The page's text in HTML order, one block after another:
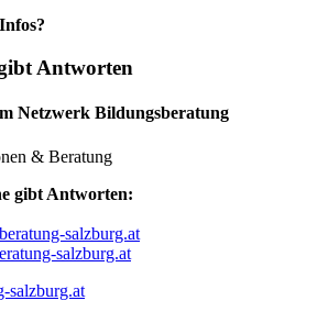
Antworten
Netzwerk Bildungsberatung
& Beratung
gibt Antworten:
salzburg.at
salzburg.at